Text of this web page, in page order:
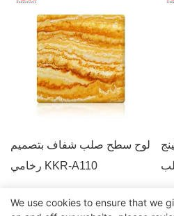
لوح سطح صلب شفاف بتصميم
رخامي KKR-A110
We use cookies to ensure that we